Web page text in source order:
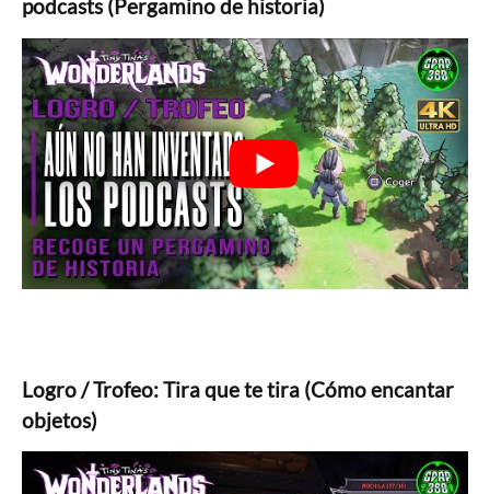
podcasts (Pergamino de historia)
Logro / Trofeo: Tira que te tira (Cómo encantar
objetos)